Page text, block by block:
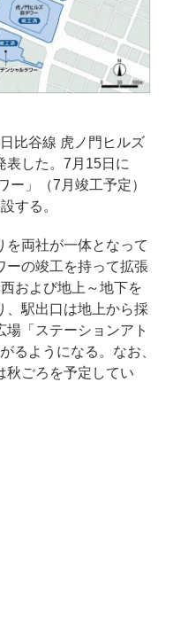
比谷線 虎ノ門ヒルズ
表した。7月15日に
ー」（7月竣工予定）
する。
両社が一体となって
ーの竣工を持って拡張
および地上～地下を
、駅出口は地上から採
「ステーションアト
るようになる。なお、
秋ごろを予定してい